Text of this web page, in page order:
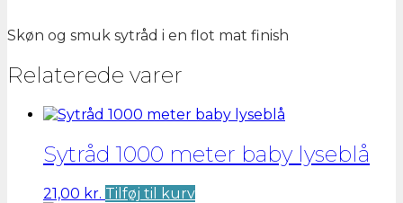
Skøn og smuk sytråd i en flot mat finish
Relaterede varer
Sytråd 1000 meter baby lyseblå
21,00 kr. Tilføj til kurv